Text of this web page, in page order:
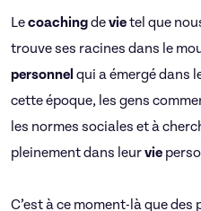
Lecoachingdevietel que
trouve ses racines dans le
personnel qui a émergé dans
cette époque, les gens
les normes sociales et à
pleinement dans leurvie
C’est à ce moment-là que des